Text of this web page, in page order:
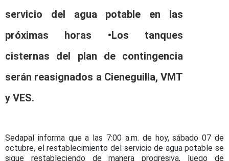
servicio del agua potable en las
próximas horas •Los tanques
cisternas del plan de contingencia
serán reasignados a Cieneguilla, VMT
y VES.
Sedapal informa que a las 7:00 a.m. de hoy, sábado 07 de
octubre, el restablecimiento del servicio de agua potable se
sigue restableciendo de manera progresiva, luego de